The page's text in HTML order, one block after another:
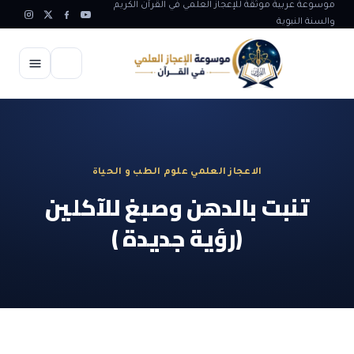
موسوعة عربية موثقة للإعجاز العلمي في القرآن الكريم
والسنة النبوية
الاعجاز الغيبي في القرآن
الاعجاز في علوم الفلك والفضاء
الاعجاز البياني و اللغوي في القرآن
آيات الله في جسم الانسان
الاعجاز العلمي علوم الطب و الحياة
تنبت بالدهن وصبغ للآكلين
(رؤية جديدة )